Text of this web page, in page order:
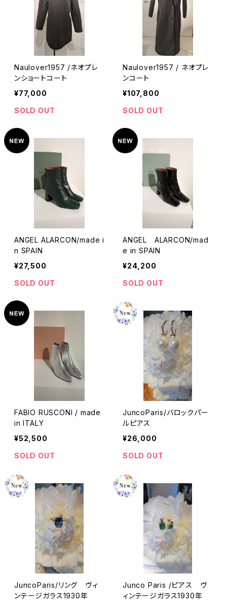
Naulover1957 /ネオプレ
ンショートコート
¥77,000
SOLD OUT
Naulover1957 / ネオプレ
ンコート
¥107,800
SOLD OUT
ANGEL ALARCON/made i
n SPAIN
¥27,500
SOLD OUT
ANGEL ALARCON/mad
e in SPAIN
¥24,200
SOLD OUT
FABIO RUSCONI / made
in ITALY
¥52,500
SOLD OUT
JuncoParis/バロックパー
ルピアス
¥26,000
SOLD OUT
JuncoParis/リング ヴィ
ンテージガラス1930年
Junco Paris /ピアス ヴ
ィンテージガラス1930年